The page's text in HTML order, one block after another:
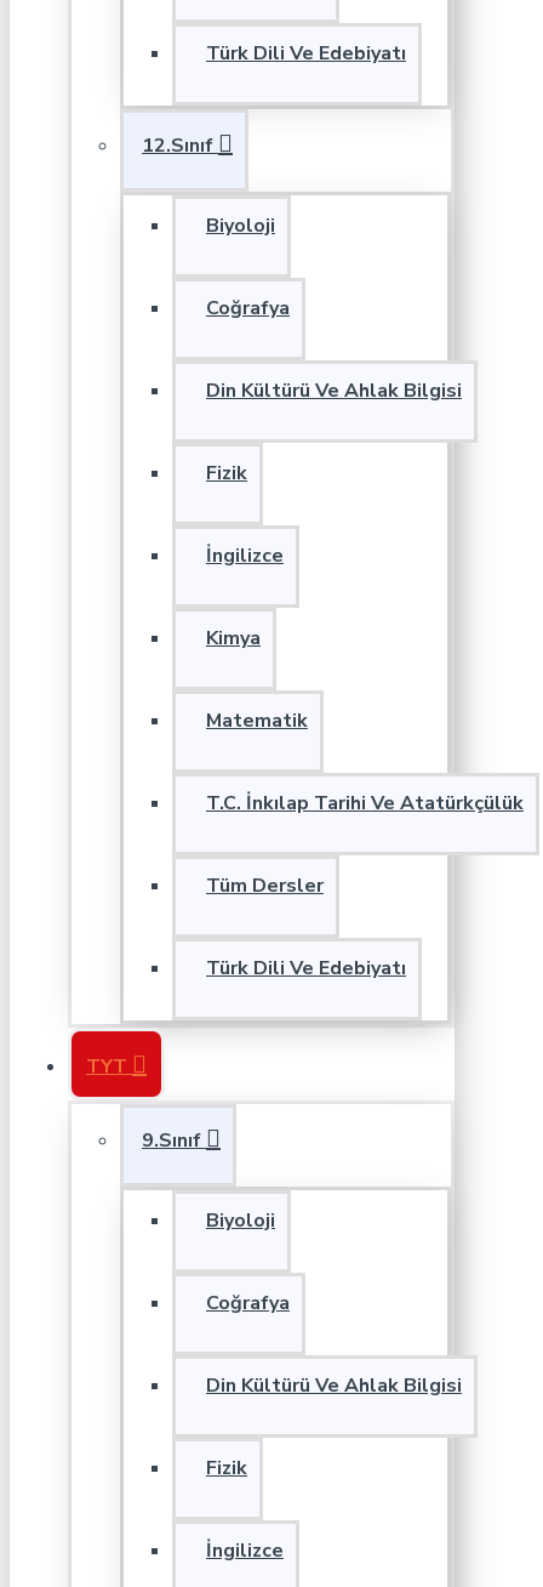
Türk Dili Ve Edebiyatı
12.Sınıf
Biyoloji
Coğrafya
Din Kültürü Ve Ahlak Bilgisi
Fizik
İngilizce
Kimya
Matematik
T.C. İnkılap Tarihi Ve Atatürkçülük
Tüm Dersler
Türk Dili Ve Edebiyatı
TYT
9.Sınıf
Biyoloji
Coğrafya
Din Kültürü Ve Ahlak Bilgisi
Fizik
İngilizce